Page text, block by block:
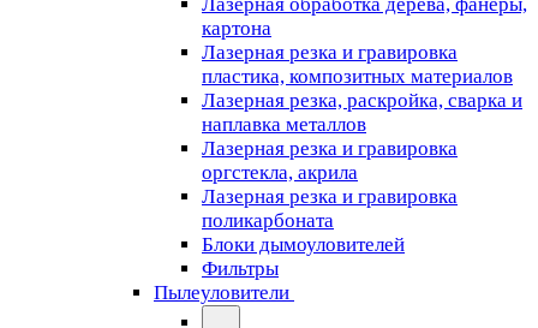
картона
Лазерная резка и гравировка
пластика, композитных материалов
Лазерная резка, раскройка, сварка и
наплавка металлов
Лазерная резка и гравировка
оргстекла, акрила
Лазерная резка и гравировка
поликарбоната
Блоки дымоуловителей
Фильтры
Пылеуловители